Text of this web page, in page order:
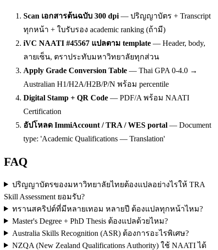
Scan เอกสารต้นฉบับ 300 dpi — ปริญญาบัตร + Transcript
ทุกหน้า + ใบรับรอง academic ranking (ถ้ามี)
iVC NAATI #45567 แปลตาม template — Header, body,
ลายเซ็น, ตราประทับมหาวิทยาลัยทุกส่วน
Apply Grade Conversion Table — Thai GPA 0-4.0 →
Australian H1/H2A/H2B/P/N พร้อม percentile
Digital Stamp + QR Code — PDF/A พร้อม NAATI
Certification
อัปโหลด ImmiAccount / TRA / WES portal — Document
type: 'Academic Qualifications — Translation'
FAQ
ปริญญาบัตรของมหาวิทยาลัยไทยต้องแปลอย่างไรให้ TRA
Skill Assessment ยอมรับ?
ทรานสคริปต์ที่มีหลายเทอม หลายปี ต้องแปลทุกหน้าไหม?
Master's Degree + PhD Thesis ต้องแปลด้วยไหม?
Australia Skills Recognition (ASR) ต้องการอะไรพิเศษ?
NZQA (New Zealand Qualifications Authority) ใช้ NAATI ได้